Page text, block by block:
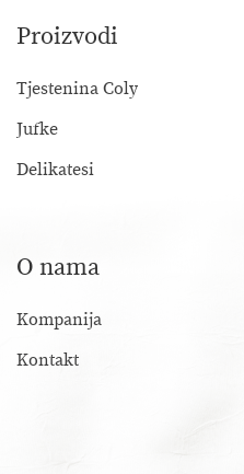
Proizvodi
Tjestenina Coly
Jufke
Delikatesi
O nama
Kompanija
Kontakt